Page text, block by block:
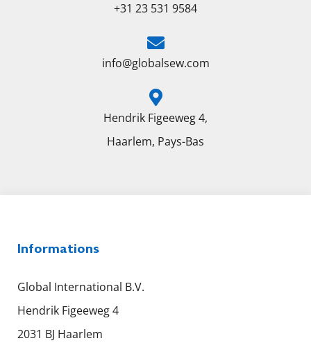
+31 23 531 9584
info@globalsew.com
Hendrik Figeeweg 4,
Haarlem, Pays-Bas
Informations
Global International B.V.
Hendrik Figeeweg 4
2031 BJ Haarlem